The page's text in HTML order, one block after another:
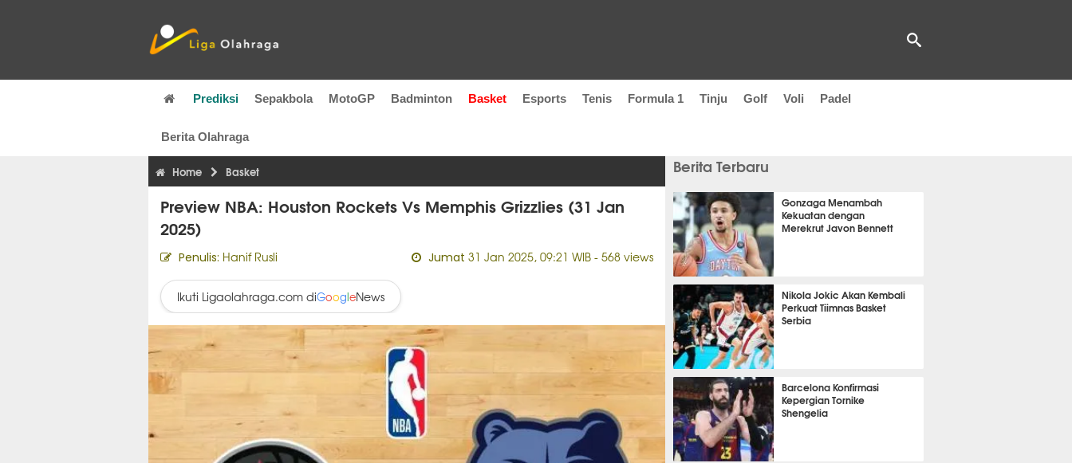
Prediksi Sepakbola MotoGP Badminton Basket Esports Tenis Formula 1 Tinju Golf Voli Padel
Berita Olahraga
Home Basket
Preview NBA: Houston Rockets Vs Memphis Grizzlies (31 Jan
2025)
Penulis: Hanif Rusli Jumat 31 Jan 2025, 09:21 WIB- 568 views
Ikuti Ligaolahraga.com diGoogleNews
Berita Terbaru
Gonzaga Menambah
Kekuatan dengan
Merekrut Javon Bennett
9 jam 29 menit lalu
Nikola Jokic Akan Kembali
Perkuat Tiimnas Basket
Serbia
10 jam 18 menit lalu
Barcelona Konfirmasi
Kepergian Tornike
Shengelia